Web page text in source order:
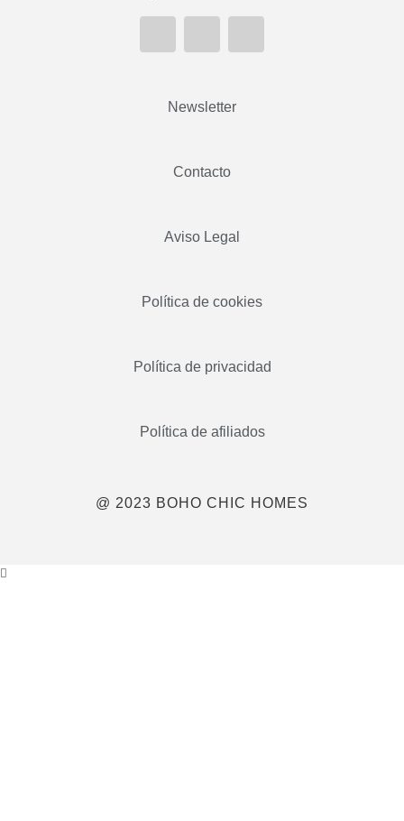
Newsletter
Contacto
Aviso Legal
Política de cookies
Política de privacidad
Política de afiliados
@ 2023 BOHO CHIC HOMES